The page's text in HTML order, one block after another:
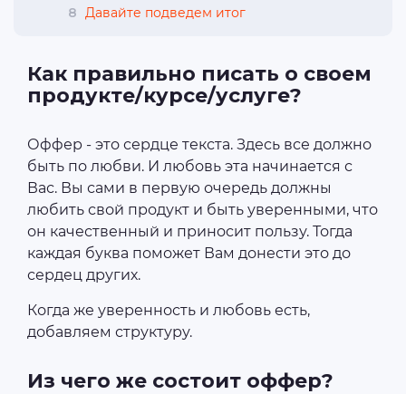
8 Давайте подведем итог
Как правильно писать о своем
продукте/курсе/услуге?
Оффер - это сердце текста. Здесь все должно
быть по любви. И любовь эта начинается с
Вас. Вы сами в первую очередь должны
любить свой продукт и быть уверенными, что
он качественный и приносит пользу. Тогда
каждая буква поможет Вам донести это до
сердец других.
Когда же уверенность и любовь есть,
добавляем структуру.
Из чего же состоит оффер?